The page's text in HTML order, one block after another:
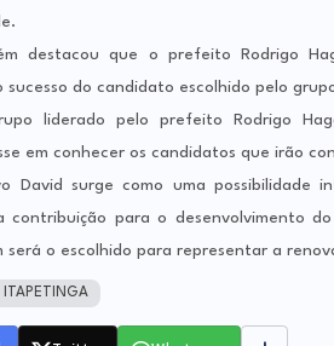
destacou que o prefeito Rodrigo
do candidato escolhido pelo
liderado pelo prefeito Rodrigo
em conhecer os candidatos que irão
David surge como uma possibilidade
para o desenvolvimento
será o escolhido para representar a
ITAPETINGA